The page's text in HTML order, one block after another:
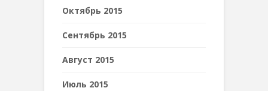
Октябрь 2015
Сентябрь 2015
Август 2015
Июль 2015